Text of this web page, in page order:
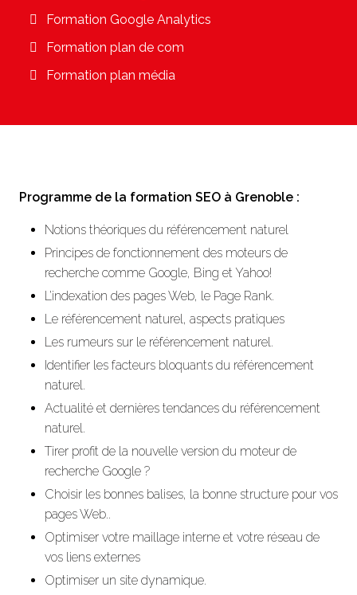
Formation Google Analytics
Formation plan de com
Formation plan média
Programme de la formation SEO à Grenoble :
Notions théoriques du référencement naturel
Principes de fonctionnement des moteurs de
recherche comme Google, Bing et Yahoo!
L’indexation des pages Web, le Page Rank.
Le référencement naturel, aspects pratiques
Les rumeurs sur le référencement naturel.
Identifier les facteurs bloquants du référencement
naturel.
Actualité et dernières tendances du référencement
naturel.
Tirer profit de la nouvelle version du moteur de
recherche Google ?
Choisir les bonnes balises, la bonne structure pour vos
pages Web..
Optimiser votre maillage interne et votre réseau de
vos liens externes
Optimiser un site dynamique.